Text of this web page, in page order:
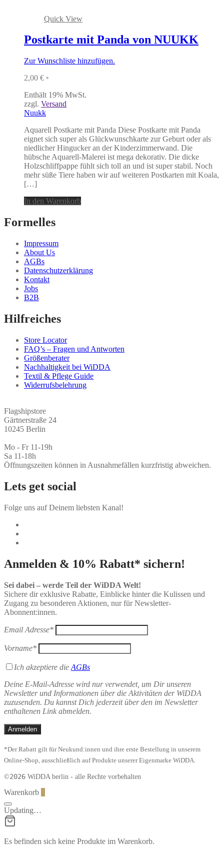
Quick View
Postkarte mit Panda von NUUKK
Zur Wunschliste hinzufügen.
2,00 € *
Enthält 19% MwSt.
zzgl. Versand
Nuukk
Aquarell Postkarte mit Panda Diese Postkarte mit Panda
eignet sich super als Glückwunschkarte zur Geburt oder als
niedlicher Hingucker an der Kinderzimmerwand. Die
hübsche Aquarell-Malerei ist mega dekorativ. Die dicke
Holzschliffpappe fühlt sich toll an und ist super stabil. Noch
mehr süße Tiere haben wir auf weiteren Postkarten mit Koala,
[…]
In den Warenkorb
Formelles
Impressum
About Us
AGBs
Datenschutzerklärung
Kontakt
Jobs
B2B
Hilfreiches
Store Locator
FAQ’s – Fragen und Antworten
Größenberater
Nachhaltigkeit bei WiDDA
Textil & Pflege Guide
Widerrufsbelehrung
Flagshipstore
Gärtnerstraße 24
10245 Berlin
Mo - Fr 11-19h
Sa 11-18h
Öffnungszeiten können in Ausnahmefällen kurzfristig abweichen.
Lets get social
Folge uns auf Deinem liebsten Kanal!
Anmelden & 10% Rabatt* sichern!
Sei dabei – werde Teil der WiDDA Welt!
Sichere dir exklusive Rabatte, Einblicke hinter die Kulissen und
Zugang zu besonderen Aktionen, nur für Newsletter-
Abonnent:innen.
Email Adresse*
Vorname*
Ich akzeptiere die AGBs
Deine E-Mail-Adresse wird nur verwendet, um Dir unseren
Newsletter und Informationen über die Aktivitäten der WiDDA
zuzusenden. Du kannst Dich jederzeit über den im Newsletter
enthaltenen Link abmelden.
*Der Rabatt gilt für Neukund:innen und ihre erste Bestellung in unserem
Online-Shop, ausschließlich auf Produkte unserer Eigenmarke WiDDA.
©2026 WiDDA berlin - alle Rechte vorbehalten
Warenkorb
Updating…
Es befinden sich keine Produkte im Warenkorb.